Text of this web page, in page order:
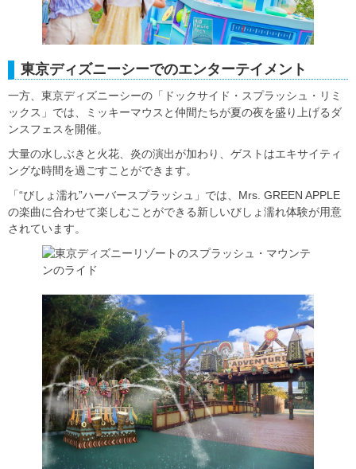
東京ディズニーシーでのエンターテイメント
一方、東京ディズニーシーの「ドックサイド・スプラッシュ・リミ
ックス」では、ミッキーマウスと仲間たちが夏の夜を盛り上げるダ
ンスフェスを開催。
大量の水しぶきと火花、炎の演出が加わり、ゲストはエキサイティ
ングな時間を過ごすことができます。
「“びしょ濡れ”ハーバースプラッシュ」では、Mrs. GREEN APPLE
の楽曲に合わせて楽しむことができる新しいびしょ濡れ体験が用意
されています。